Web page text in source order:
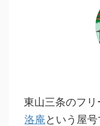
東山三条のフ
洛庵という屋